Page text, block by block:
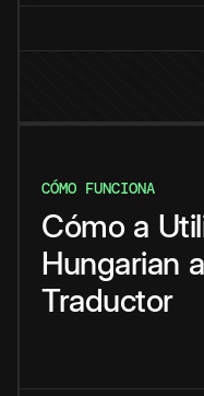
CÓMO FUNCIONA
Cómo a
Hungarian a
Traductor